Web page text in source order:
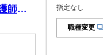
師の
指定なし
職種変更